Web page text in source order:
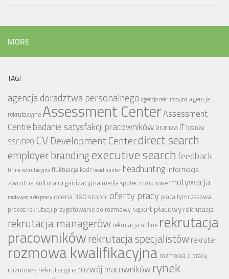
MORE
TAGI
agencja doradztwa personalnego agencja rekrutacyjnaagencje
rekrutacyjne Assessment CenterAssessment
Centre badanie satysfakcji pracownikówbranża IT branża
SSC/BPO CV Development Centerdirect search
employer brandingexecutive searchfeedback
firma rekrutacyjnafluktuacja kadr head hunter headhunting informacja
zwrotnakultura organizacyjna media społecznościowe motywacja
motywacja do pracy ocena 360 stopni oferty pracy praca tymczasowa
proces rekrutacji przygotowanie do rozmowy raport płacowyrekrutacja
rekrutacja managerów rekrutacja online rekrutacja
pracownikówrekrutacja specjalistówrekruter
rozmowa kwalifikacyjna rozmowa o pracę
rozmowa rekrutacyjnarozwój pracowników rynek